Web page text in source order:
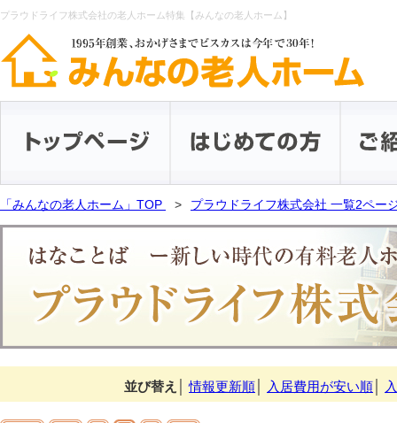
プラウドライフ株式会社の老人ホーム特集【みんなの老人ホーム】
「みんなの老人ホーム」TOP プラウドライフ株式会社 一覧2ペー
並び替え │情報更新順 入居費用が安い順